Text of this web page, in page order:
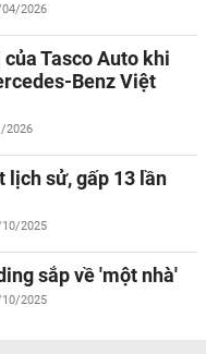
04/2026
Tasco Auto khi
Benz Việt
2026
lịch sử, gấp 13 lần
10/2025
sắp về 'một nhà'
10/2025